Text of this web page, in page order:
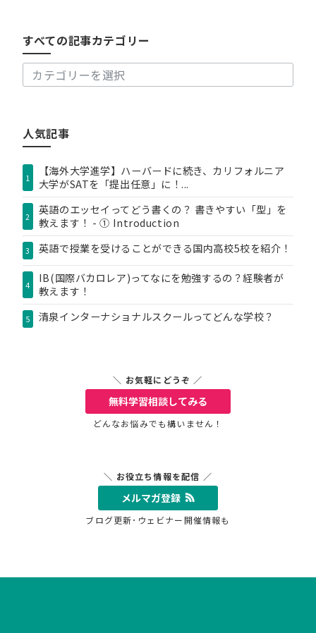
すべての記事カテゴリー
記
事
ー
人気記事
1
【海外大学進学】ハーバードに続き、カリフォルニア
大学がSATを「提出任意」に！...
2
英語のエッセイってどう書くの？ 書きやすい「型」を
教えます！ - ① Introduction
3 英語で授業を受けることができる国内高校5校を紹介！
4
IB(国際バカロレア)ってなにを勉強するの？経験者が
教えます！
5 清泉インターナショナルスクールってどんな学校？
＼ お気軽にどうぞ ／
無料学習相談してみる
どんなお悩みでも構いません！
＼ お役立ち情報を配信 ／
メルマガ登録
ブログ更新･ウェビナー開催情報も